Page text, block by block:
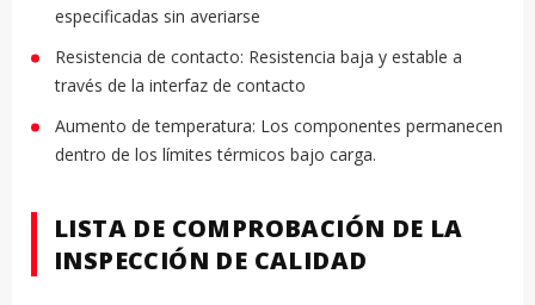
especificadas sin averiarse
Resistencia de contacto: Resistencia baja y estable a
través de la interfaz de contacto
Aumento de temperatura: Los componentes permanecen
dentro de los límites térmicos bajo carga.
LISTA DE COMPROBACIÓN DE LA
INSPECCIÓN DE CALIDAD